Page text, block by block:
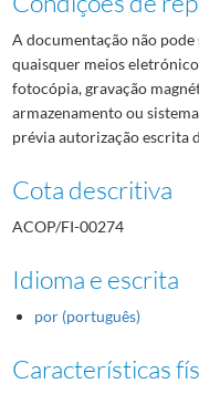
A documentação não
quaisquer meios
fotocópia, gravação
armazenamento ou
prévia autorização escrita
Cota descritiva
ACOP/FI-00274
Idioma e escrita
por (português)
Características